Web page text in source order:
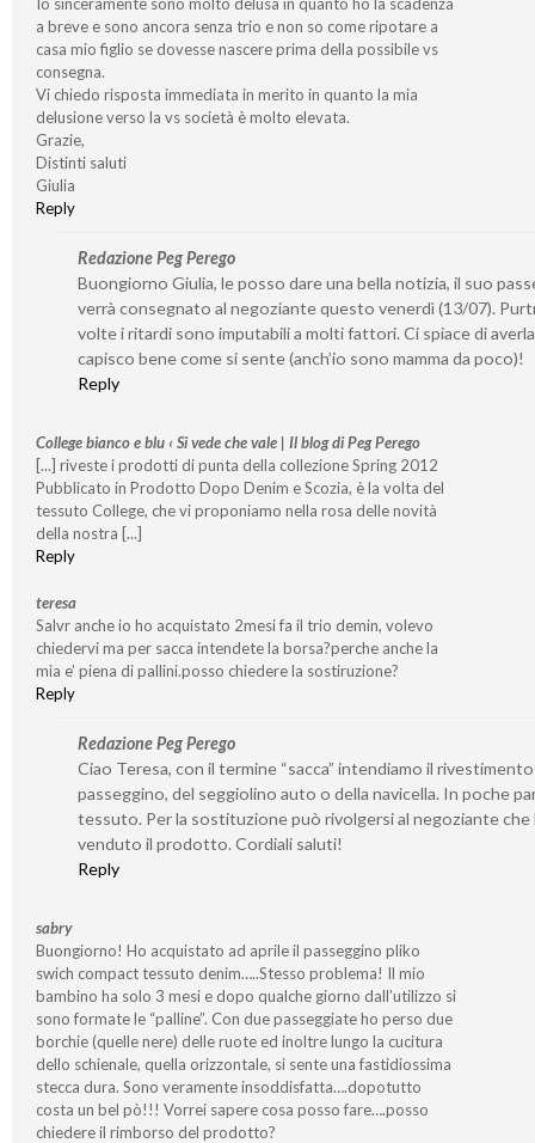
a breve e sono ancora senza trio e non so come ripotare a
casa mio figlio se dovesse nascere prima della possibile vs
consegna.
Vi chiedo risposta immediata in merito in quanto la mia
delusione verso la vs società è molto elevata.
Grazie,
Distinti saluti
Giulia
Reply
Redazione Peg Perego
Buongiorno Giulia, le posso dare una bella notizia, il suo
verrà consegnato al negoziante questo venerdì (13/07).
volte i ritardi sono imputabili a molti fattori. Ci spiace di
capisco bene come si sente (anch’io sono mamma da poco)!
Reply
College bianco e blu ‹ Si vede che vale | Il blog di Peg Perego
[...] riveste i prodotti di punta della collezione Spring 2012
Pubblicato in Prodotto Dopo Denim e Scozia, è la volta del
tessuto College, che vi proponiamo nella rosa delle novità
della nostra [...]
Reply
teresa
Salvr anche io ho acquistato 2mesi fa il trio demin, volevo
chiedervi ma per sacca intendete la borsa?perche anche la
mia e’ piena di pallini.posso chiedere la sostiruzione?
Reply
Redazione Peg Perego
Ciao Teresa, con il termine “sacca” intendiamo il
passeggino, del seggiolino auto o della navicella. In poche
tessuto. Per la sostituzione può rivolgersi al negoziante che
venduto il prodotto. Cordiali saluti!
Reply
sabry
Buongiorno! Ho acquistato ad aprile il passeggino pliko
swich compact tessuto denim…..Stesso problema! Il mio
bambino ha solo 3 mesi e dopo qualche giorno dall’utilizzo si
sono formate le “palline”. Con due passeggiate ho perso due
borchie (quelle nere) delle ruote ed inoltre lungo la cucitura
dello schienale, quella orizzontale, si sente una fastidiossima
stecca dura. Sono veramente insoddisfatta….dopotutto
costa un bel pò!!! Vorrei sapere cosa posso fare….posso
chiedere il rimborso del prodotto?